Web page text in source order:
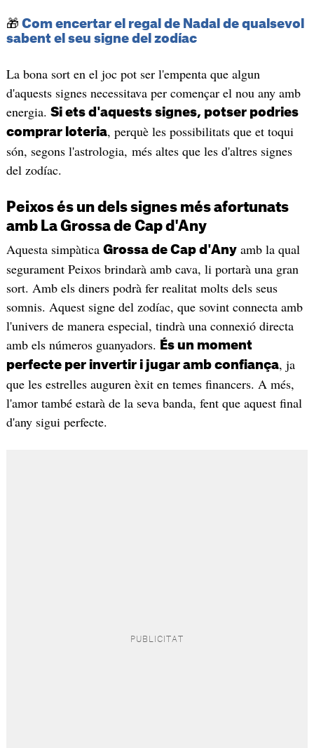
🎁 Com encertar el regal de Nadal de qualsevol
sabent el seu signe del zodíac
La bona sort en el joc pot ser l'empenta que algun
d'aquests signes necessitava per començar el nou any amb
energia. Si ets d'aquests signes, potser podries
comprar loteria, perquè les possibilitats que et toqui
són, segons l'astrologia, més altes que les d'altres signes
del zodíac.
Peixos és un dels signes més afortunats
amb La Grossa de Cap d'Any
Aquesta simpàtica Grossa de Cap d'Anyamb la qual
segurament Peixos brindarà amb cava, li portarà una gran
sort. Amb els diners podrà fer realitat molts dels seus
somnis. Aquest signe del zodíac, que sovint connecta amb
l'univers de manera especial, tindrà una connexió directa
amb els números guanyadors.
És un moment
perfecte per invertir i jugar amb confiança, ja
que les estrelles auguren èxit en temes financers. A més,
l'amor també estarà de la seva banda, fent que aquest final
d'any sigui perfecte.